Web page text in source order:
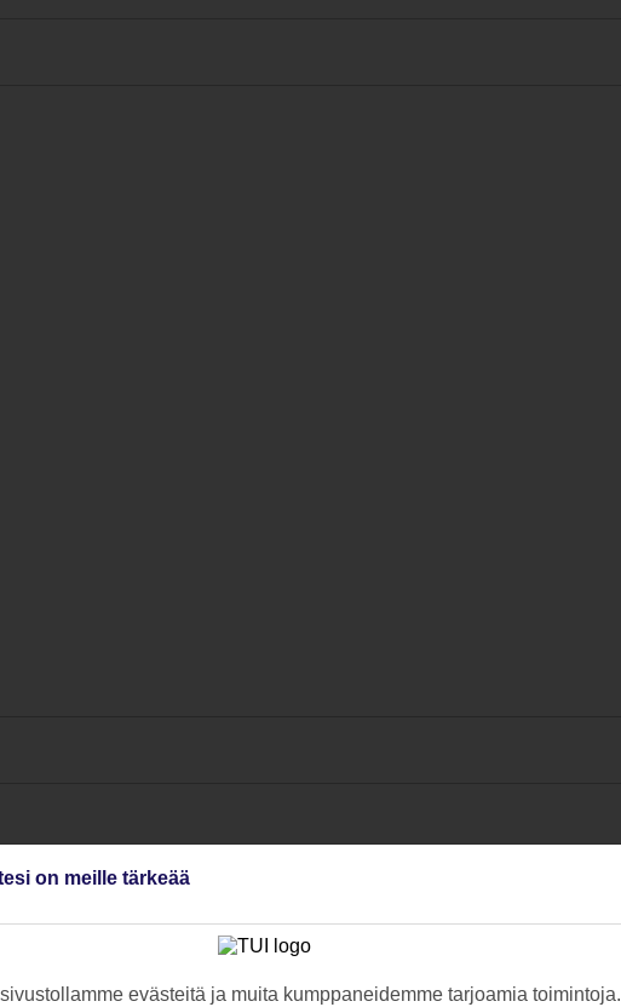
on meille tärkeää
evästeitä ja muita kumppaneidemme tarjoamia toimintoja.